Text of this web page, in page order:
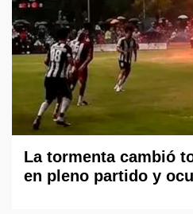
La tormenta cambió
en pleno partido y